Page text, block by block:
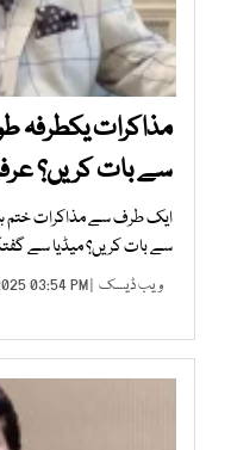
مذاکرات یکطرفہ
سے بات کریں؟
ایک طرف سے مذاکرات ختم
سے بات کریں؟ میڈیا سے
ویب ڈیسک | JAN 24, 2025 03:54 PM |